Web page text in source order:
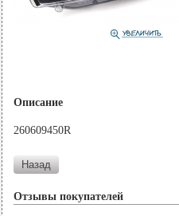
Описание
260609450R
Отзывы покупателей